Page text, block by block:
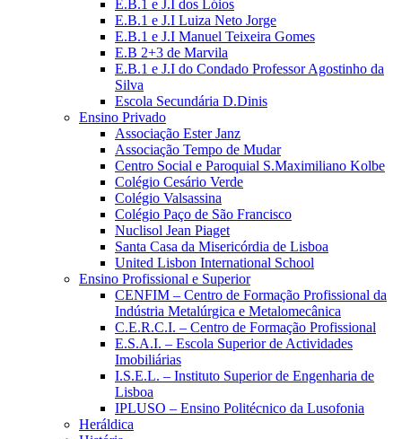
E.B.1 e J.I dos Lóios
E.B.1 e J.I Luiza Neto Jorge
E.B.1 e J.I Manuel Teixeira Gomes
E.B 2+3 de Marvila
E.B.1 e J.I do Condado Professor Agostinho da
Silva
Escola Secundária D.Dinis
Ensino Privado
Associação Ester Janz
Associação Tempo de Mudar
Centro Social e Paroquial S.Maximiliano Kolbe
Colégio Cesário Verde
Colégio Valsassina
Colégio Paço de São Francisco
Nuclisol Jean Piaget
Santa Casa da Misericórdia de Lisboa
United Lisbon International School
Ensino Profissional e Superior
CENFIM – Centro de Formação Profissional da
Indústria Metalúrgica e Metalomecânica
C.E.R.C.I. – Centro de Formação Profissional
E.S.A.I. – Escola Superior de Actividades
Imobiliárias
I.S.E.L. – Instituto Superior de Engenharia de
Lisboa
IPLUSO – Ensino Politécnico da Lusofonia
Heráldica